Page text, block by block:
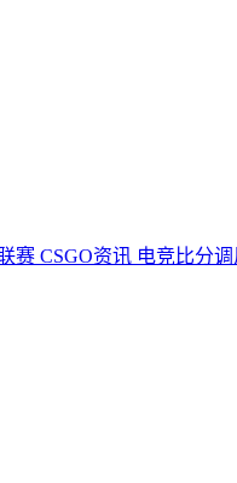
赛 CSGO资讯 电竞比分调